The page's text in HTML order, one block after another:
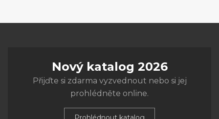
Nový katalog 2026
Přijďte si zdarma vyzvednout nebo si jej
prohlédněte online.